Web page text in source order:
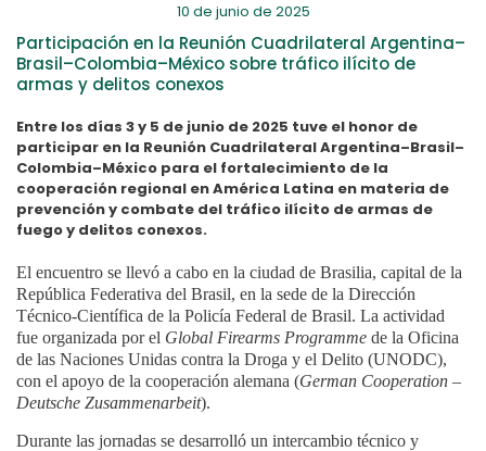
10 de junio de 2025
Participación en la Reunión Cuadrilateral Argentina–
Brasil–Colombia–México sobre tráfico ilícito de
armas y delitos conexos
Entre los días 3 y 5 de junio de 2025 tuve el honor de
participar en la Reunión Cuadrilateral Argentina–Brasil–
Colombia–México para el fortalecimiento de la
cooperación regional en América Latina en materia de
prevención y combate del tráfico ilícito de armas de
fuego y delitos conexos.
El encuentro se llevó a cabo en la ciudad de Brasilia, capital de la
República Federativa del Brasil, en la sede de la Dirección
Técnico-Científica de la Policía Federal de Brasil. La actividad
fue organizada por el Global Firearms Programme de la Oficina
de las Naciones Unidas contra la Droga y el Delito (UNODC),
con el apoyo de la cooperación alemana (German Cooperation –
Deutsche Zusammenarbeit).
Durante las jornadas se desarrolló un intercambio técnico y